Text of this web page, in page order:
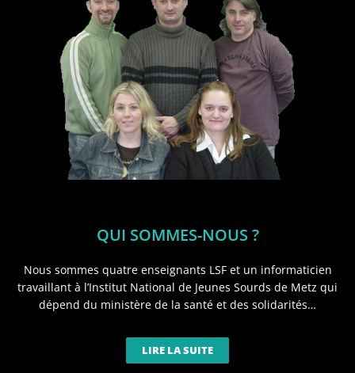
QUI SOMMES-NOUS ?
Nous sommes quatre enseignants LSF et un informaticien
travaillant à l’Institut National de Jeunes Sourds de Metz qui
dépend du ministère de la santé et des solidarités…
LIRE LA SUITE